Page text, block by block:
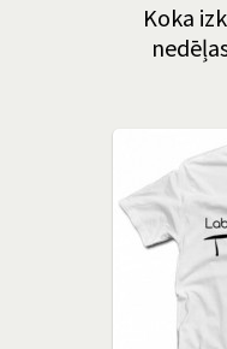
Koka